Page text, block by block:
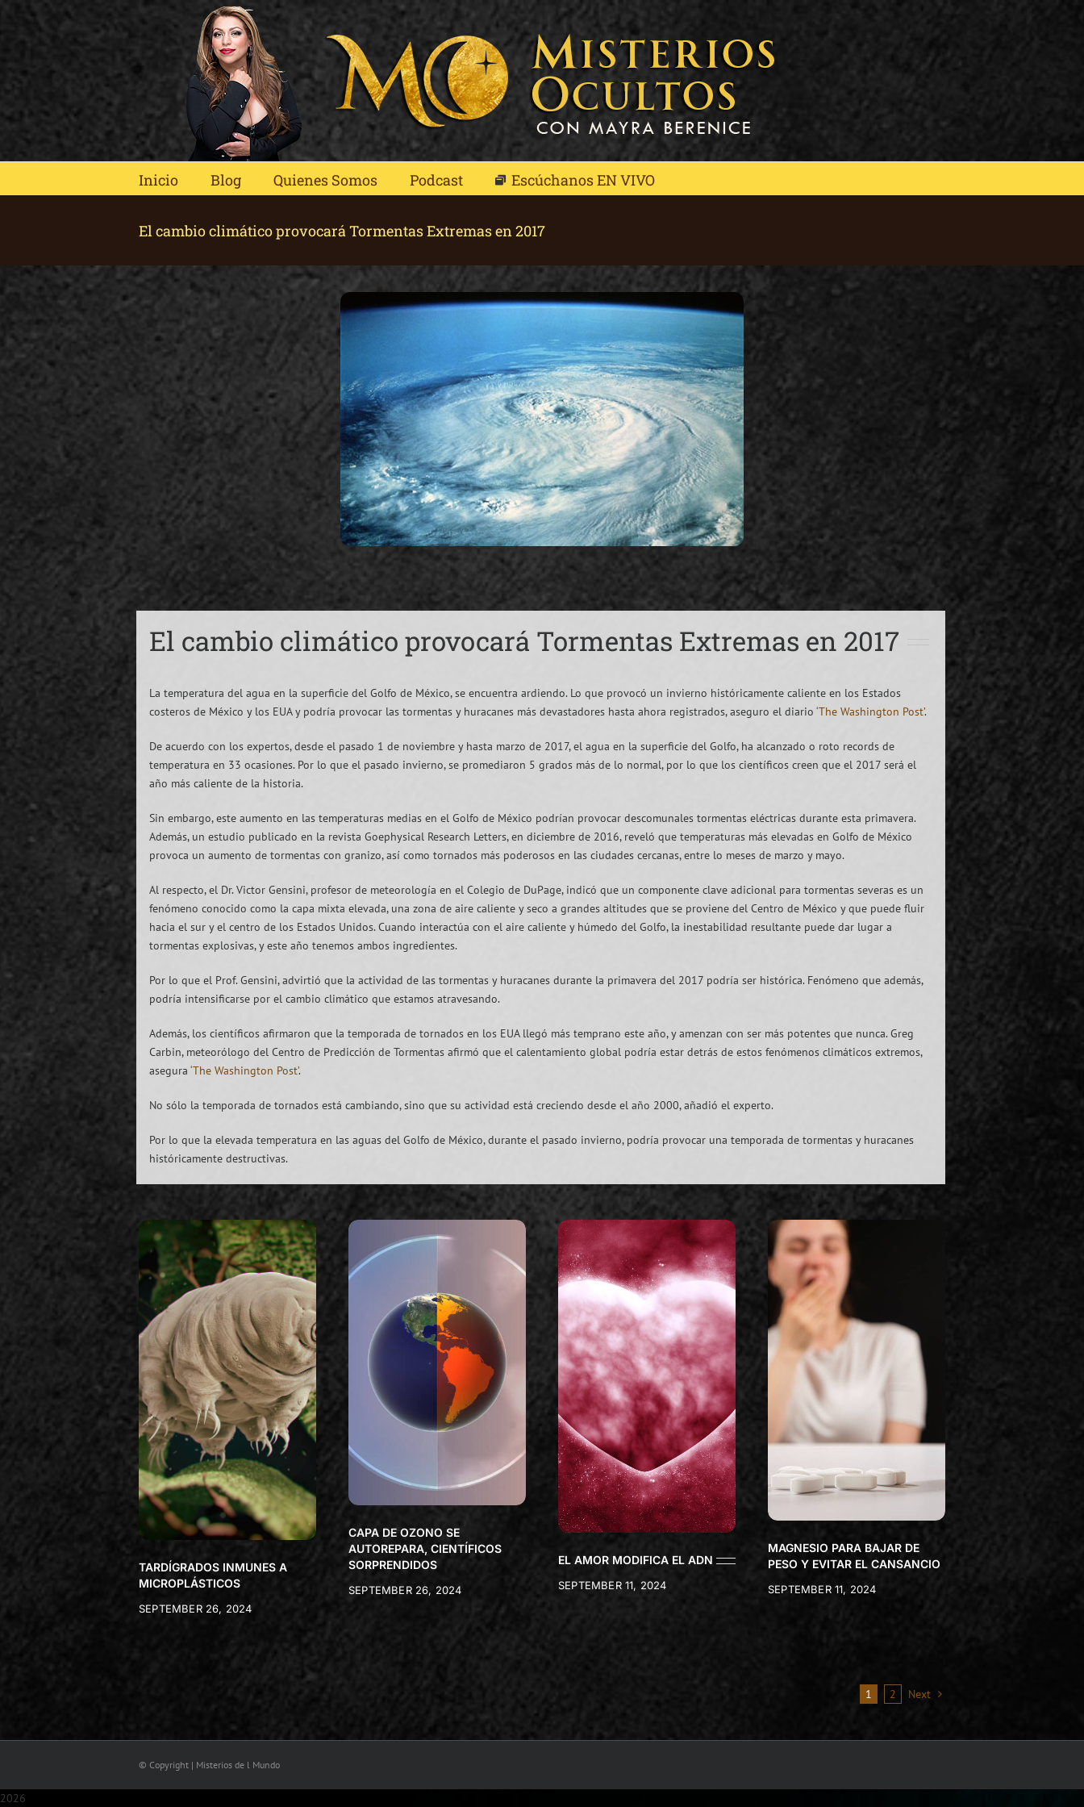
Inicio Blog Quienes Somos Podcast Escúchanos EN VIVO
El cambio climático provocará Tormentas Extremas en 2017
El cambio climático provocará Tormentas Extremas en 2017
La temperatura del agua en la superficie del Golfo de México, se encuentra ardiendo. Lo que provocó un invierno históricamente caliente en los Estados
costeros de México y los EUA y podría provocar las tormentas y huracanes más devastadores hasta ahora registrados, aseguro el diario ‘The Washington Post’.
De acuerdo con los expertos, desde el pasado 1 de noviembre y hasta marzo de 2017, el agua en la superficie del Golfo, ha alcanzado o roto records de
temperatura en 33 ocasiones. Por lo que el pasado invierno, se promediaron 5 grados más de lo normal, por lo que los científicos creen que el 2017 será el
año más caliente de la historia.
Sin embargo, este aumento en las temperaturas medias en el Golfo de México podrían provocar descomunales tormentas eléctricas durante esta primavera.
Además, un estudio publicado en la revista Goephysical Research Letters, en diciembre de 2016, reveló que temperaturas más elevadas en Golfo de México
provoca un aumento de tormentas con granizo, así como tornados más poderosos en las ciudades cercanas, entre lo meses de marzo y mayo.
Al respecto, el Dr. Victor Gensini, profesor de meteorología en el Colegio de DuPage, indicó que un componente clave adicional para tormentas severas es un
fenómeno conocido como la capa mixta elevada, una zona de aire caliente y seco a grandes altitudes que se proviene del Centro de México y que puede fluir
hacia el sur y el centro de los Estados Unidos. Cuando interactúa con el aire caliente y húmedo del Golfo, la inestabilidad resultante puede dar lugar a
tormentas explosivas, y este año tenemos ambos ingredientes.
Por lo que el Prof. Gensini, advirtió que la actividad de las tormentas y huracanes durante la primavera del 2017 podría ser histórica. Fenómeno que además,
podría intensificarse por el cambio climático que estamos atravesando.
Además, los científicos afirmaron que la temporada de tornados en los EUA llegó más temprano este año, y amenzan con ser más potentes que nunca. Greg
Carbin, meteorólogo del Centro de Predicción de Tormentas afirmó que el calentamiento global podría estar detrás de estos fenómenos climáticos extremos,
asegura ‘The Washington Post’.
No sólo la temporada de tornados está cambiando, sino que su actividad está creciendo desde el año 2000, añadió el experto.
Por lo que la elevada temperatura en las aguas del Golfo de México, durante el pasado invierno, podría provocar una temporada de tormentas y huracanes
históricamente destructivas.
TARDÍGRADOS INMUNES A
MICROPLÁSTICOS
SEPTEMBER 26, 2024
CAPA DE OZONO SE
AUTOREPARA, CIENTÍFICOS
SORPRENDIDOS
SEPTEMBER 26, 2024
EL AMOR MODIFICA EL ADN
SEPTEMBER 11, 2024
MAGNESIO PARA BAJAR DE
PESO Y EVITAR EL CANSANCIO
SEPTEMBER 11, 2024
1 2 Next
© Copyright | Misterios de l Mundo
2026